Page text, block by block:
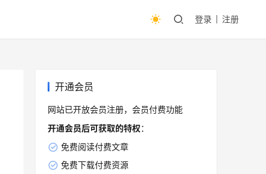
登录 注册
开通会员
网站已开放会员注册，会员付费功能
开通会员后可获取的特权：
免费阅读付费文章
免费下载付费资源